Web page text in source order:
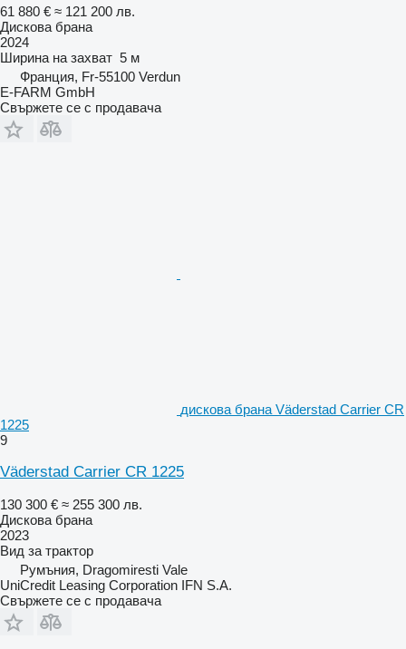
61 880 € ≈ 121 200 лв.
Дискова брана
2024
Ширина на захват 5 м
Франция, Fr-55100 Verdun
E-FARM GmbH
Свържете се с продавача
дискова брана Väderstad Carrier CR
1225
9
Väderstad Carrier CR 1225
130 300 € ≈ 255 300 лв.
Дискова брана
2023
Вид за трактор
Румъния, Dragomiresti Vale
UniCredit Leasing Corporation IFN S.A.
Свържете се с продавача